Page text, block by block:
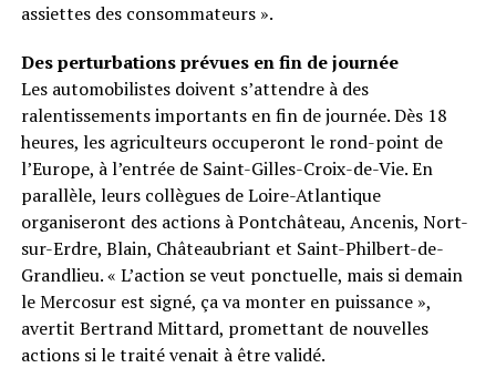
assiettes des consommateurs ».
Des perturbations prévues en fin de journée
Les automobilistes doivent s’attendre à des
ralentissements importants en fin de journée. Dès 18
heures, les agriculteurs occuperont le rond-point de
l’Europe, à l’entrée de Saint-Gilles-Croix-de-Vie. En
parallèle, leurs collègues de Loire-Atlantique
organiseront des actions à Pontchâteau, Ancenis, Nort-
sur-Erdre, Blain, Châteaubriant et Saint-Philbert-de-
Grandlieu. « L’action se veut ponctuelle, mais si demain
le Mercosur est signé, ça va monter en puissance »,
avertit Bertrand Mittard, promettant de nouvelles
actions si le traité venait à être validé.